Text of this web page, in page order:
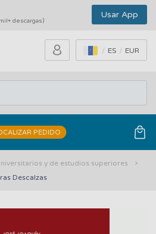
descargas)
Usar App
ES EUR
PEDIDO
y de estudios superiores
Descalzas